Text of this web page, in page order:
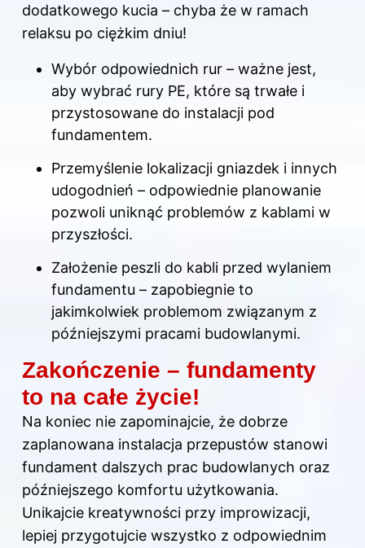
dodatkowego kucia – chyba że w ramach
relaksu po ciężkim dniu!
Wybór odpowiednich rur – ważne jest,
aby wybrać rury PE, które są trwałe i
przystosowane do instalacji pod
fundamentem.
Przemyślenie lokalizacji gniazdek i innych
udogodnień – odpowiednie planowanie
pozwoli uniknąć problemów z kablami w
przyszłości.
Założenie peszli do kabli przed wylaniem
fundamentu – zapobiegnie to
jakimkolwiek problemom związanym z
późniejszymi pracami budowlanymi.
Zakończenie – fundamenty
to na całe życie!
Na koniec nie zapominajcie, że dobrze
zaplanowana instalacja przepustów stanowi
fundament dalszych prac budowlanych oraz
późniejszego komfortu użytkowania.
Unikajcie kreatywności przy improwizacji,
lepiej przygotujcie wszystko z odpowiednim